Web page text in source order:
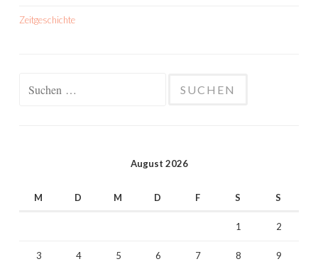
Zeitgeschichte
August 2026
M D M D F S S
1 2
3 4 5 6 7 8 9